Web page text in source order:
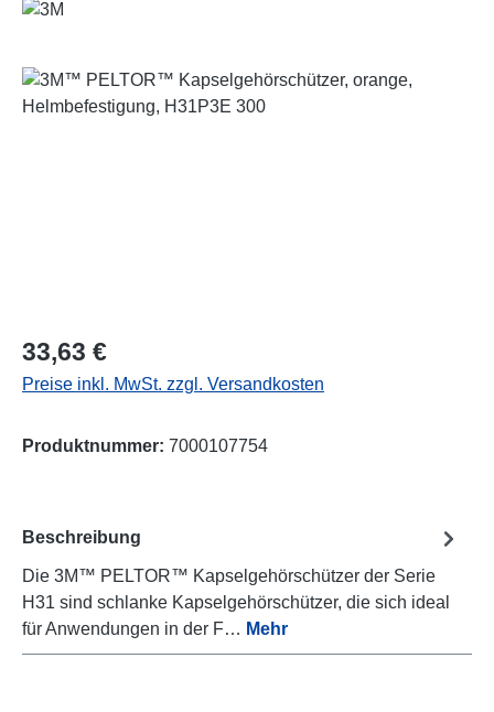
Bildergalerie überspringen
Regulärer Preis:
33,63 €
Preise inkl. MwSt. zzgl. Versandkosten
Produktnummer: 7000107754
Beschreibung
Die 3M™ PELTOR™ Kapselgehörschützer der Serie
H31 sind schlanke Kapselgehörschützer, die sich ideal
für Anwendungen in der F… Mehr